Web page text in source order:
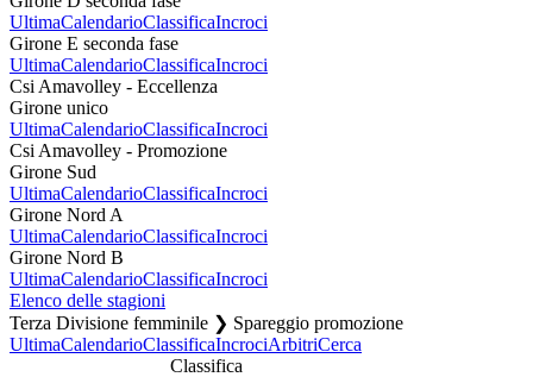
UltimaCalendarioClassificaIncroci
Girone E seconda fase
UltimaCalendarioClassificaIncroci
Csi Amavolley - Eccellenza
Girone unico
UltimaCalendarioClassificaIncroci
Csi Amavolley - Promozione
Girone Sud
UltimaCalendarioClassificaIncroci
Girone Nord A
UltimaCalendarioClassificaIncroci
Girone Nord B
UltimaCalendarioClassificaIncroci
Elenco delle stagioni
Terza Divisione femminile ❯ Spareggio promozione
UltimaCalendarioClassificaIncrociArbitriCerca
Classifica